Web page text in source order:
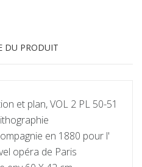
DU PRODUIT
et plan, VOL 2 PL 50-51
en 1880 pour l'
opéra de Paris